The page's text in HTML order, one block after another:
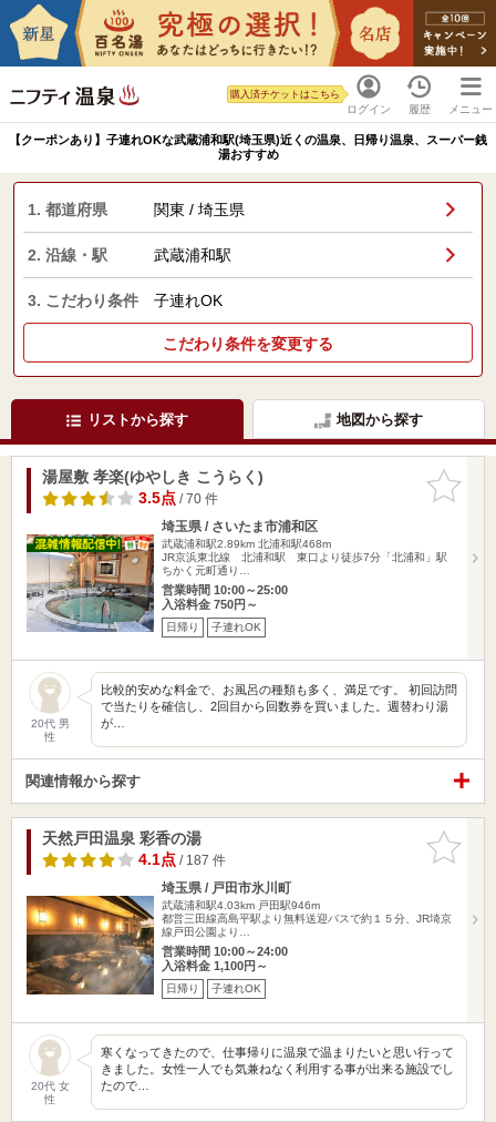
ログイン
購入済チケットはこちら
履歴 メニュー
【クーポンあり】子連れOKな武蔵浦和駅(埼玉県)近くの温泉、日帰り温泉、スーパー銭
湯おすすめ
1. 都道府県 関東 / 埼玉県
2. 沿線・駅 武蔵浦和駅
3. こだわり条件 子連れOK
こだわり条件を変更する
リストから探す 地図から探す
お気に入
りに追加
湯屋敷 孝楽(ゆやしき こうらく)
3.5点/ 70 件
埼玉県 / さいたま市浦和区
武蔵浦和駅2.89km 北浦和駅468m
JR京浜東北線 北浦和駅 東口より徒歩7分「北浦和」駅
ちかく元町通り…
営業時間 10:00～25:00
入浴料金 750円～
日帰り 子連れOK
20代 男
性
比較的安めな料金で、お風呂の種類も多く、満足です。 初回訪問
で当たりを確信し、2回目から回数券を買いました。週替わり湯
が…
関連情報から探す
お気に入
りに追加
天然戸田温泉 彩香の湯
4.1点/ 187 件
埼玉県 / 戸田市氷川町
武蔵浦和駅4.03km 戸田駅946m
都営三田線高島平駅より無料送迎バスで約１５分、JR埼京
線戸田公園より…
営業時間 10:00～24:00
入浴料金 1,100円～
日帰り 子連れOK
20代 女
性
寒くなってきたので、仕事帰りに温泉で温まりたいと思い行って
きました。女性一人でも気兼ねなく利用する事が出来る施設でし
たので…